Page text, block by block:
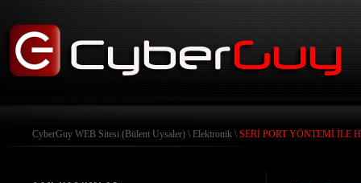
CyberGuy WEB Sitesi (Bülent Uysaler) \ Elektronik \ SERİ PORT YÖNTEMİ İLE